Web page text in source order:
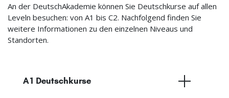
An der DeutschAkademie können Sie Deutschkurse auf allen
Leveln besuchen: von A1 bis C2. Nachfolgend finden Sie
weitere Informationen zu den einzelnen Niveaus und
Standorten.
A1 Deutschkurse